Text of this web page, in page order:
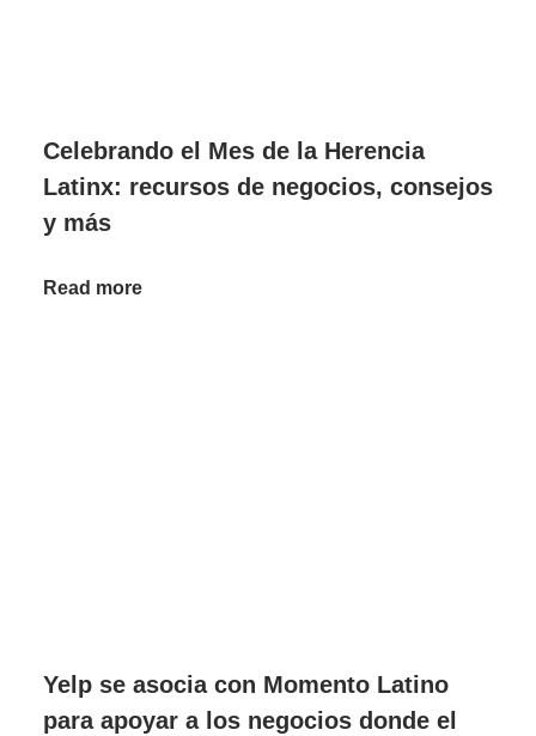
Celebrando el Mes de la Herencia
Latinx: recursos de negocios, consejos
y más
Read more
Yelp se asocia con Momento Latino
para apoyar a los negocios donde el